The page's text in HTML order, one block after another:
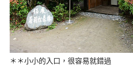
＊＊小小的入口，很容易就錯過